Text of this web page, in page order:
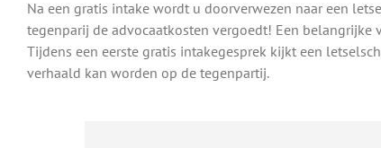
Na een gratis intake wordt u doorverwezen naar een
tegenparij de advocaatkosten vergoedt! Een
Tijdens een eerste gratis intakegesprek kijkt een
verhaald kan worden op de tegenpartij.